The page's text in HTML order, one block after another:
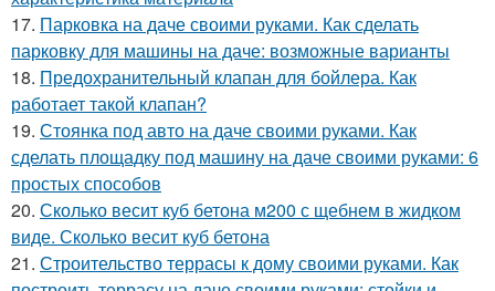
17. Парковка на даче своими руками. Как сделать
парковку для машины на даче: возможные варианты
18. Предохранительный клапан для бойлера. Как
работает такой клапан?
19. Стоянка под авто на даче своими руками. Как
сделать площадку под машину на даче своими руками: 6
простых способов
20. Сколько весит куб бетона м200 с щебнем в жидком
виде. Сколько весит куб бетона
21. Строительство террасы к дому своими руками. Как